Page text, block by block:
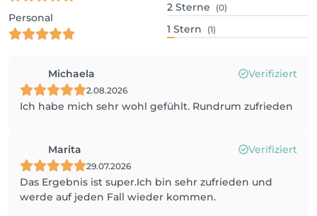
Personal
2 Sterne (0)
1 Stern (1)
Michaela Verifiziert
2.08.2026
Ich habe mich sehr wohl gefühlt. Rundrum zufrieden
Marita Verifiziert
29.07.2026
Das Ergebnis ist super.Ich bin sehr zufrieden und
werde auf jeden Fall wieder kommen.